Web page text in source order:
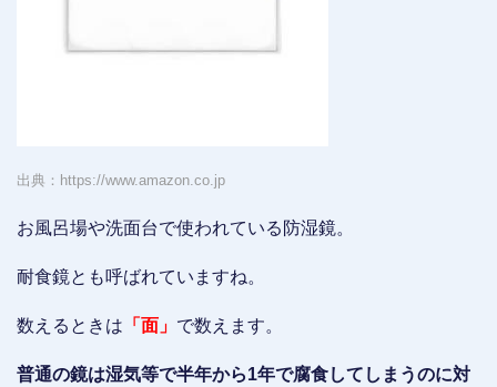
出典：https://www.amazon.co.jp
お風呂場や洗面台で使われている防湿鏡。
耐食鏡とも呼ばれていますね。
数えるときは 「面」 で数えます。
普通の鏡は湿気等で半年から1年で腐食してしまうのに対